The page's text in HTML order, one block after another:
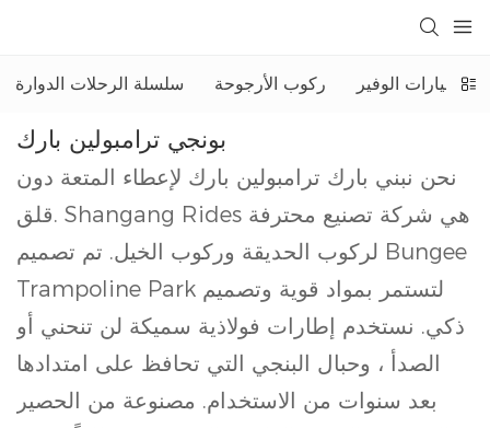
سلسلة الرحلات الدوارة ركوب الأرجوحة السيارات الوفير
بونجي ترامبولين بارك
نحن نبني بارك ترامبولين بارك لإعطاء المتعة دون
قلق. Shangang Rides هي شركة تصنيع محترفة
لركوب الحديقة وركوب الخيل. تم تصميم Bungee
Trampoline Park لتستمر بمواد قوية وتصميم
ذكي. نستخدم إطارات فولاذية سميكة لن تنحني أو
الصدأ ، وحبال البنجي التي تحافظ على امتدادها
بعد سنوات من الاستخدام. مصنوعة من الحصير